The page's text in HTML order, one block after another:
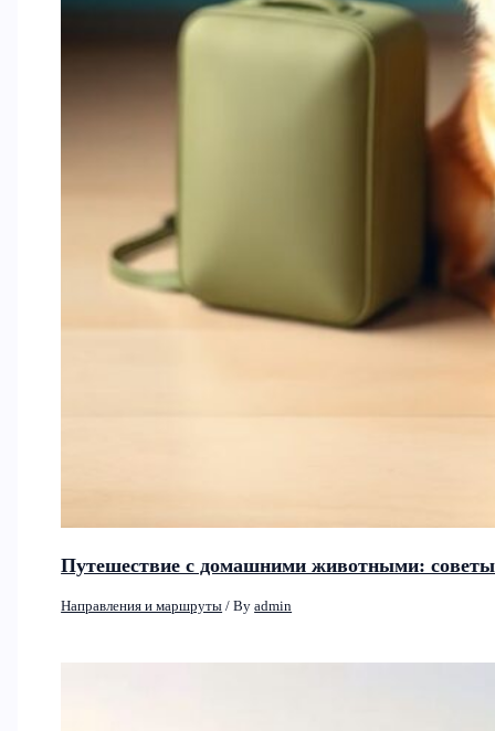
Путешествие с домашними животными:
Направления и маршруты / Byadmin